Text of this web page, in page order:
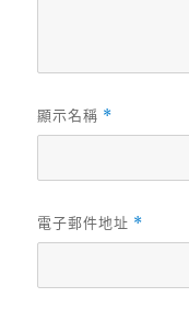
顯示名稱 *
電子郵件地址 *